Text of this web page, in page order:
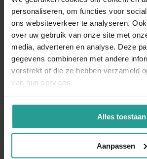
personaliseren, om functies voor
ons websiteverkeer te analyseren.
over uw gebruik van onze site met
media, adverteren en analyse. Deze
gegevens combineren met andere
verstrekt of die ze hebben verzameld
van hun services.
Alles toestaan
Aanpassen
kakkerlakken, ratten, wespen of
STUUR EEN WHATSAPP!
NEEM CONTACT MET